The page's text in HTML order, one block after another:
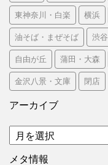
東神奈川・白楽 横浜
油そば・まぜそば 渋谷
自由が丘 蒲田・大森
金沢八景・文庫 閉店
アーカイブ
ア
ー
カ
メタ情報